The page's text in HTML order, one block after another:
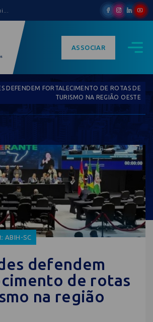
ASSOCIAR
DEFENDEM FORTALECIMENTO DE ROTAS DE
TURISMO NA REGIÃO OESTE
ABIH-SC
defendem
de rotas
na região